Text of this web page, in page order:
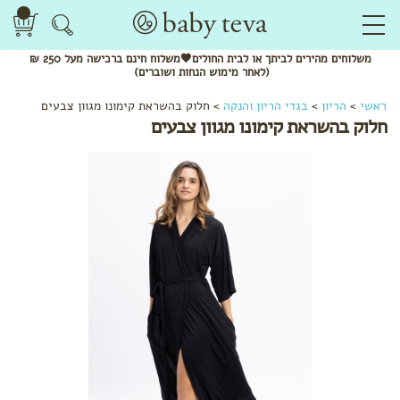
משלוחיםמהיריםלביתך או לבית החולים🖤משלוחחינם
ברכישה מעל 250 ₪
(לאחר מימוש הנחות ושוברים)
לפי
קטגוריה
ראשי > הריון > בגדי הריון והנקה > חלוק בהשראת קימונו מגוון צבעים
חלוק בהשראת קימונו מגוון צבעים